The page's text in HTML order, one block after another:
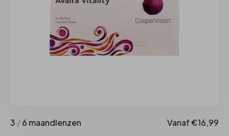
3 /6 maandlenzen Vanaf €16,99